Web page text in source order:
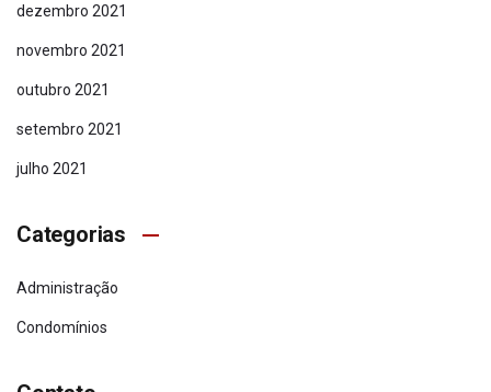
dezembro 2021
novembro 2021
outubro 2021
setembro 2021
julho 2021
Categorias
Administração
Condomínios